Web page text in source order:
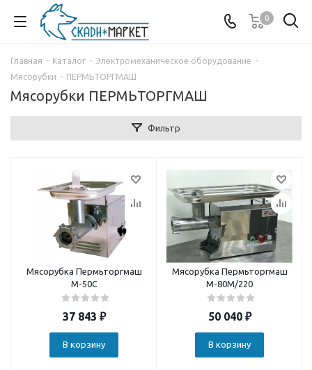
0
Главная - Каталог - Электромеханическое оборудование -
Мясорубки - ПЕРМЬТОРГМАШ
Мясорубки ПЕРМЬТОРГМАШ
Фильтр
Мясорубка Пермьторгмаш
М-50С
37 843 ₽
В корзину
Мясорубка Пермьторгмаш
М-80М/220
50 040₽
В корзину